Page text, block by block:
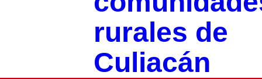
rurales de
Culiacán